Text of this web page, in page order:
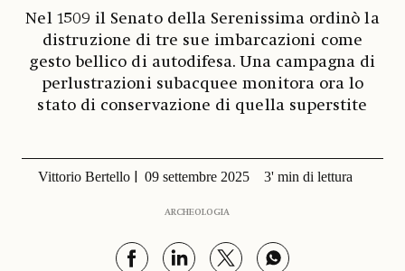
Nel 1509 il Senato della Serenissima ordinò la
distruzione di tre sue imbarcazioni come
gesto bellico di autodifesa. Una campagna di
perlustrazioni subacquee monitora ora lo
stato di conservazione di quella superstite
Vittorio Bertello 09 settembre 2025 3' min di lettura
ARCHEOLOGIA